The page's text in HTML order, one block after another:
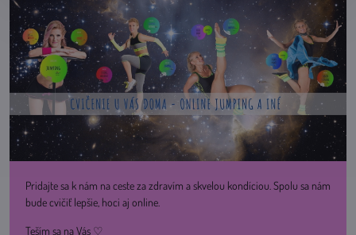
Pridajte sa k nám na ceste za zdravím a skvelou kondíciou. Spolu sa nám
bude cvičiť lepšie, hoci aj online.
Teším sa na Vás ♡